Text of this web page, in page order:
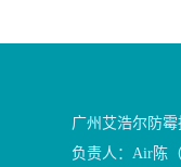
广州艾浩尔防
负责人：Air陈